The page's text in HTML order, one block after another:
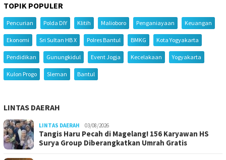
TOPIK POPULER
Pencurian Polda DIY Klitih Malioboro Penganiayaan Keuangan
Ekonomi Sri Sultan HB X Polres Bantul BMKG Kota Yogyakarta
Pendidikan Gunungkidul Event Jogja Kecelakaan Yogyakarta
Kulon Progo Sleman Bantul
LINTAS DAERAH
LINTAS DAERAH 03/08/2026
Tangis Haru Pecah di Magelang! 156 Karyawan HS
Surya Group Diberangkatkan Umrah Gratis